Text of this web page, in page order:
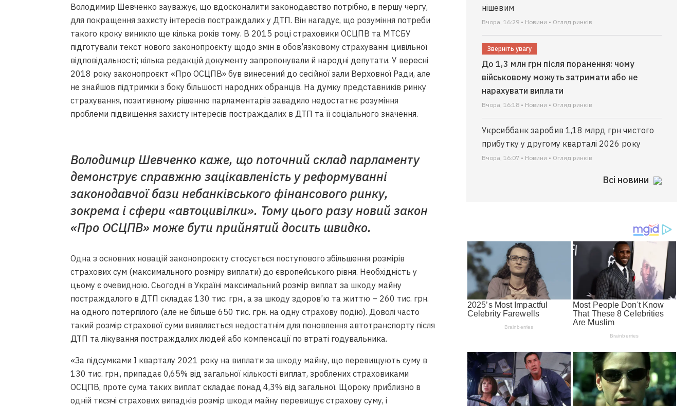
Володимир Шевченко зауважує, що вдосконалити законодавство потрібно, в першу чергу,
для покращення захисту інтересів постраждалих у ДТП. Він нагадує, що розуміння потреби
такого кроку виникло ще кілька років тому. В 2015 році страховики ОСЦПВ та МТСБУ
підготували текст нового законопроєкту щодо змін в обов’язковому страхуванні цивільної
відповідальності; кілька редакцій документу запропонували й народні депутати. У вересні
2018 року законопроєкт «Про ОСЦПВ» був винесений до сесійної зали Верховної Ради, але
не знайшов підтримки з боку більшості народних обранців. На думку представників ринку
страхування, позитивному рішенню парламентарів завадило недостатнє розуміння
проблеми підвищення захисту інтересів постраждалих в ДТП та її соціального значення.
Володимир Шевченко каже, що поточний склад парламенту
демонструє справжню зацікавленість у реформуванні
законодавчої бази небанківського фінансового ринку,
зокрема і сфери «автоцивілки». Тому цього разу новий закон
«Про ОСЦПВ» може бути прийнятий досить швидко.
Одна з основних новацій законопроєкту стосується поступового збільшення розмірів
страхових сум (максимального розміру виплати) до європейського рівня. Необхідність у
цьому є очевидною. Сьогодні в Україні максимальний розмір виплат за шкоду майну
постраждалого в ДТП складає 130 тис. грн., а за шкоду здоров’ю та життю – 260 тис. грн.
на одного потерпілого (але не більше 650 тис. грн. на одну страхову подію). Доволі часто
такий розмір страхової суми виявляється недостатнім для поновлення автотранспорту після
ДТП та лікування постраждалих людей або компенсації по втраті годувальника.
«За підсумками І кварталу 2021 року на виплати за шкоду майну, що перевищують суму в
130 тис. грн., припадає 0,65% від загальної кількості виплат, зроблених страховиками
ОСЦПВ, проте сума таких виплат складає понад 4,3% від загальної. Щороку приблизно в
одній тисячі страхових випадків розмір шкоди майну перевищує страхову суму, і
нішевим
Вчора, 16:29 • Новини • Огляд ринків
Зверніть увагу
До 1,3 млн грн після поранення: чому
військовому можуть затримати або не
нарахувати виплати
Вчора, 16:18 • Новини • Огляд ринків
Укрсиббанк заробив 1,18 млрд грн чистого
прибутку у другому кварталі 2026 року
Вчора, 16:07 • Новини • Огляд ринків
Всі новини